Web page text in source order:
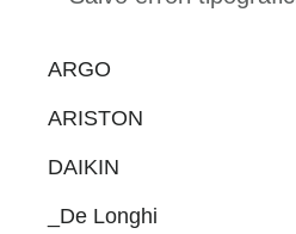
Primary
Sidebar
ARGO
ARISTON
DAIKIN
_De Longhi